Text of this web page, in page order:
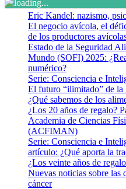
Eric Kandel: nazismo,
El negocio avícola, el
de los productores
Estado de la Seguridad
Mundo (SOFI) 2025:
numérico?
Serie: Consciencia e
El futuro “ilimitado” de
¿Qué sabemos de los
¿Los 20 años de regalo?
Academia de Ciencias
(ACFIMAN)
Serie: Consciencia e
artículo: ¿Qué aporta la
¿Los veinte años de
Nuevas noticias sobre las
cáncer